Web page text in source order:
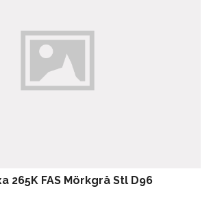
265K FAS Mörkgrå Stl D96